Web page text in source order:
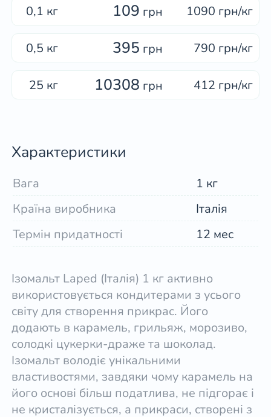
0,1 кг
109 грн 1090 грн/кг
0,5 кг 395 грн 790 грн/кг
25 кг 10308 грн 412 грн/кг
Ізомальт Laped (Італія) 1 кг активно
використовується кондитерами з усього
світу для створення прикрас. Його
додають в карамель, грильяж, морозиво,
солодкі цукерки-драже та шоколад.
Ізомальт володіє унікальними
властивостями, завдяки чому карамель на
його основі більш податлива, не підгорає і
не кристалізується, а прикраси, створені з
Характеристики
Вага
1 кг
Країна виробника
Італія
Термін придатності
12 мес